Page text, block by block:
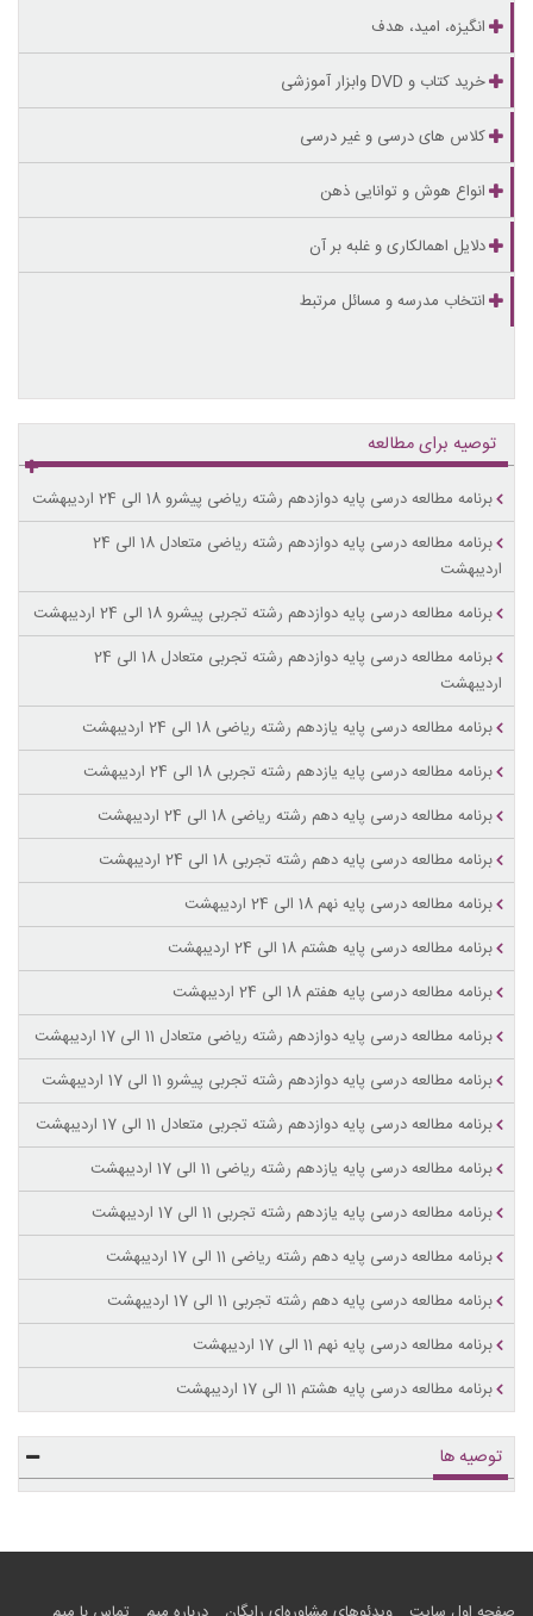
انگیزه، امید، هدف
خرید کتاب و DVD وابزار آموزشی
کلاس های درسی و غیر درسی
انواع هوش و توانایی ذهن
دلایل اهمالکاری و غلبه بر آن
انتخاب مدرسه و مسائل مرتبط
توصیه برای مطالعه
برنامه مطالعه درسی پایه دوازدهم رشته ریاضی پیشرو 18 الی 24 اردیبهشت
برنامه مطالعه درسی پایه دوازدهم رشته ریاضی متعادل 18 الی 24
اردیبهشت
برنامه مطالعه درسی پایه دوازدهم رشته تجربی پیشرو 18 الی 24 اردیبهشت
برنامه مطالعه درسی پایه دوازدهم رشته تجربی متعادل 18 الی 24
اردیبهشت
برنامه مطالعه درسی پایه یازدهم رشته ریاضی 18 الی 24 اردیبهشت
برنامه مطالعه درسی پایه یازدهم رشته تجربی 18 الی 24 اردیبهشت
برنامه مطالعه درسی پایه دهم رشته ریاضی 18 الی 24 اردیبهشت
برنامه مطالعه درسی پایه دهم رشته تجربی 18 الی 24 اردیبهشت
برنامه مطالعه درسی پایه نهم 18 الی 24 اردیبهشت
برنامه مطالعه درسی پایه هشتم 18 الی 24 اردیبهشت
برنامه مطالعه درسی پایه هفتم 18 الی 24 اردیبهشت
برنامه مطالعه درسی پایه دوازدهم رشته ریاضی متعادل 11 الی 17 اردیبهشت
برنامه مطالعه درسی پایه دوازدهم رشته تجربی پیشرو 11 الی 17 اردیبهشت
برنامه مطالعه درسی پایه دوازدهم رشته تجربی متعادل 11 الی 17 اردیبهشت
برنامه مطالعه درسی پایه یازدهم رشته ریاضی 11 الی 17 اردیبهشت
برنامه مطالعه درسی پایه یازدهم رشته تجربی 11 الی 17 اردیبهشت
برنامه مطالعه درسی پایه دهم رشته ریاضی 11 الی 17 اردیبهشت
برنامه مطالعه درسی پایه دهم رشته تجربی 11 الی 17 اردیبهشت
برنامه مطالعه درسی پایه نهم 11 الی 17 اردیبهشت
برنامه مطالعه درسی پایه هشتم 11 الی 17 اردیبهشت
توصیه ها